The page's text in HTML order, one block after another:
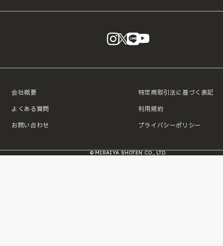
instagram
X LINE
会社概要
よくある質問
お問い合わせ
特定商取引法に基づく表記
利用規約
プライバシーポリシー
© MIRAIYA SHOTEN CO., LTD.